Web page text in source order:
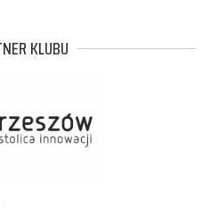
KLUBU